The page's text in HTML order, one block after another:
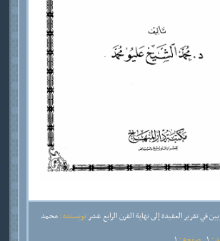
في تقرير العقيدة إلى نهاية القرن الرابع عشرنویسنده :محمد